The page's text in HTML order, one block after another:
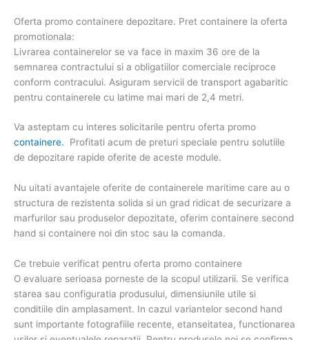
Oferta promo containere depozitare. Pret containere la oferta
promotionala:
Livrarea containerelor se va face in maxim 36 ore de la
semnarea contractului si a obligatiilor comerciale reciproce
conform contracului. Asiguram servicii de transport agabaritic
pentru containerele cu latime mai mari de 2,4 metri.
Va asteptam cu interes solicitarile pentru oferta promo
containere. Profitati acum de preturi speciale pentru solutiile
de depozitare rapide oferite de aceste module.
Nu uitati avantajele oferite de containerele maritime care au o
structura de rezistenta solida si un grad ridicat de securizare a
marfurilor sau produselor depozitate, oferim containere second
hand si containere noi din stoc sau la comanda.
Ce trebuie verificat pentru oferta promo containere
O evaluare serioasa porneste de la scopul utilizarii. Se verifica
starea sau configuratia produsului, dimensiunile utile si
conditiile din amplasament. In cazul variantelor second hand
sunt importante fotografiile recente, etanseitatea, functionarea